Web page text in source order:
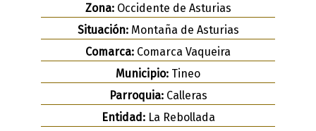
Zona:Occidente de Asturias
Situación:Montaña de Asturias
Comarca: Comarca Vaqueira
Municipio: Tineo
Parroquia:Calleras
Entidad:La Rebollada